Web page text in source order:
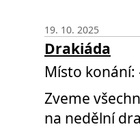
Drakiáda
19. 10. 2025
Místo konání:
Zveme
na nedělní